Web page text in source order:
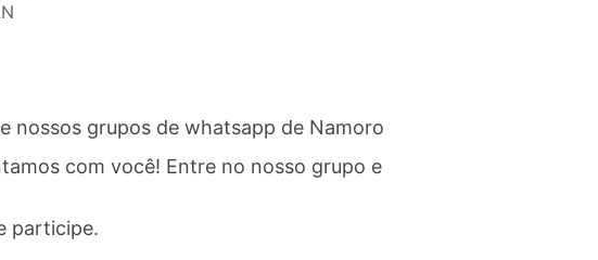
nossos grupos de whatsapp de Namoro
com você! Entre no nosso grupo e
participe.